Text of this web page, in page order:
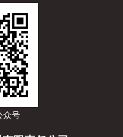
众号